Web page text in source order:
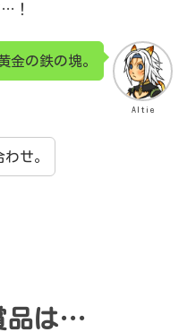
！
Altie
金の鉄の塊。
せ。
品は…